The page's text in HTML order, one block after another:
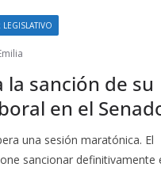
LEGISLATIVO
la sanción de su
en el
una sesión maratónica. El
sancionar definitivamente